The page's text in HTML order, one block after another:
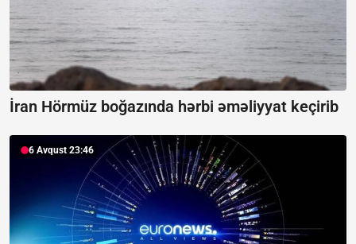
İran Hörmüz boğazında hərbi əməliyyat keçirib
6 Avqust 23:46